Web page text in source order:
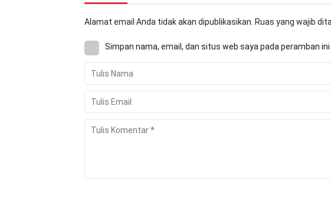
Alamat email Anda tidak akan dipublikasikan. Ruas yang wajib
Simpan nama, email, dan situs web saya pada peramban